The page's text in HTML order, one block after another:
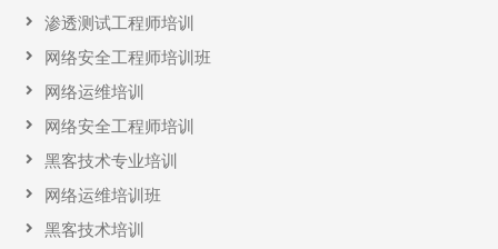
渗透测试工程师培训
网络安全工程师培训班
网络运维培训
网络安全工程师培训
黑客技术专业培训
网络运维培训班
黑客技术培训